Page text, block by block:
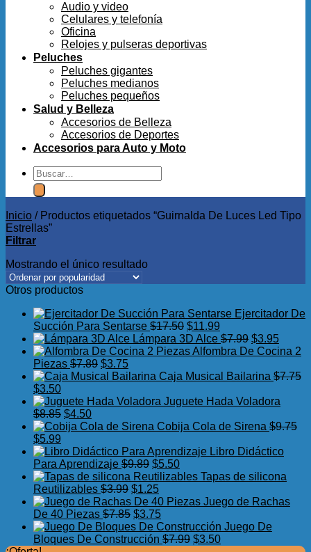
Audio y video
Celulares y telefonía
Oficina
Relojes y pulseras deportivas
Peluches
Peluches gigantes
Peluches medianos
Peluches pequeños
Salud y Belleza
Accesorios de Belleza
Accesorios de Deportes
Accesorios para Auto y Moto
Buscar
por:
Inicio /Productos etiquetados “Guirnalda De Luces Led Tipo
Estrellas”
Filtrar
Mostrando el único resultado
Otros productos
Ejercitador De
Succión Para Sentarse $17.50 El
precio
original
$17.50.
$11.99
precio
actual
$11.99.
Lámpara 3D Alce $7.99 El
precio
era:
$3.95El
precio
es:
Alfombra De Cocina 2
Piezas $7.89 El
precio
era:
$3.75El
precio
es:
Caja Musical Bailarina $7.75
El
precio
original
era:
$7.75.
$3.50El
precio
actual
es:
Juguete Hada Voladora
$8.85 El
precio
era:
$8.85.
$4.50El
precio
es:
$4.50.
Cobija Cola de Sirena $9.75
El
precio
original
era:
$9.75.
$5.99
precio
actual
es:
$5.99.
Libro Didáctico
Para Aprendizaje $9.89 El
precio
original
era:
$9.89.
$5.50El
precio
es:
Tapas de silicona
Reutilizables $3.99 El
precio
original
era:
$3.99.
$1.25El
precio
actual
es:
$1.25.
Juego de Rachas
De 40 Piezas $7.85 El
precio
original
$3.75El
precio
actual
Juego De
Bloques De Construcción $7.99 El
$3.50El